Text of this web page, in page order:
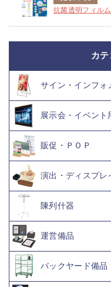
抗菌透明フィル
カ
サイン・インフォ
展示会・イベント
販促・ＰＯＰ
演出・ディスプレ
陳列什器
運営備品
バックヤード備品